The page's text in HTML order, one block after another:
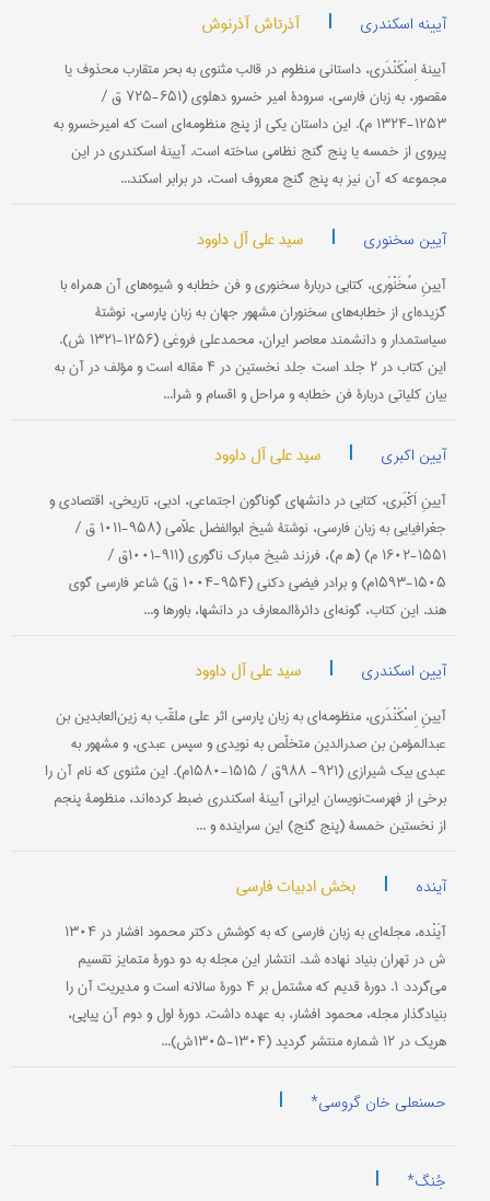
آیینه اسکندری | آذرتاش آذرنوش
آیینۀ اِسْكَنْدَری، داستانی منظوم در قالب مثنوی به بحر متقارب محذوف یا
مقصور، به زبان فارسی، سرودۀ امیر خسرو دهلوی (۶۵۱-۷۲۵ ق /
۱۲۵۳-۱۳۲۴ م). این داستان یكی از پنج منظومه‌ای است كه امیرخسرو به
پیروی از خمسه یا پنج گنج نظامی‌ ساخته است. آیینۀ اسكندری در این
مجموعه كه آن نیز به پنج گنج معروف است، در برابر اسكند...
آیین سخنوری | سید علی آل داوود
آیینِ سُخَنْوَری، کتابی دربارۀ سخنوری و فن خطابه و شیوه‌های آن همراه با
گزیده‌ای از خطابه‌های سخنوران مشهور جهان به زبان پارسی، نوشتۀ
سیاستمدار و دانشمند معاصر ایران، محمدعلی فروغی (۱۲۵۶-۱۳۲۱ ش).
این کتاب در ۲ جلد است: جلد نخستین در ۴ مقاله است و مؤلف در آن به
بیان کلیاتی دربارۀ فن خطابه و مراحل و اقسام و شرا...
آیین اکبری | سید علی آل داوود
آیینِ اَكْبَری، كتابی در دانشهای گوناگون اجتماعی، ادبی، تاریخی، اقتصادی و
جغرافیایی به زبان فارسی، نوشتۀ شیخ ابوالفضل علاّمی ‌(۹۵۸-۱۰۱۱ ق /
۱۵۵۱-۱۶۰۲ م) (ه‍ م)، فرزند شیخ مبارك ناگوری (۹۱۱-۱۰۰۱ق /
۱۵۰۵-۱۵۹۳م) و برادر فیضی دكنی (۹۵۴-۱۰۰۴ ق) شاعر فارسی گوی
هند. این كتاب، گونه‌ای دائرةالمعارف در دانشها، باورها و...
آیین اسکندری | سید علی آل داوود
آیینِ اِسْكَنْدَری، منظومه‌ای به زبان پارسی اثر علی ملقّب به زین‌العابدین بن
عبدالمؤمن بن صدرالدین متخلّص به نویدی و سپس عبدی، و مشهور به
عبدی بیك شیرازی (۹۲۱- ۹۸۸ق / ۱۵۱۵-۱۵۸۰م). این مثنوی كه نام آن را
برخی از فهرست‌نویسان ایرانی آیینۀ اسكندری ضبط كرده‌اند، منظومۀ پنجم
از نخستین خمسۀ (پنج گنج) این سراینده و ...
آینده | بخش ادبیات فارسی
آیَنْده، مجله‌ای به زبان فارسی که به کوشش دکتر محمود افشار در ۱۳۰۴
ش در تهران بنیاد نهاده شد. انتشار این مجله به دو دورۀ متمایز تقسیم
می‌گردد: ۱. دورۀ قدیم که مشتمل بر ۴ دورۀ سالانه است و مدیریت آن را
بنیادگذار مجله، محمود افشار، به عهده داشت. دورۀ اول و دوم آن پیاپی،
هریک در ۱۲ شماره منتشر گردید (۱۳۰۴-۱۳۰۵ش)...
حسنعلی خان گروسی* |
جُنگ* |